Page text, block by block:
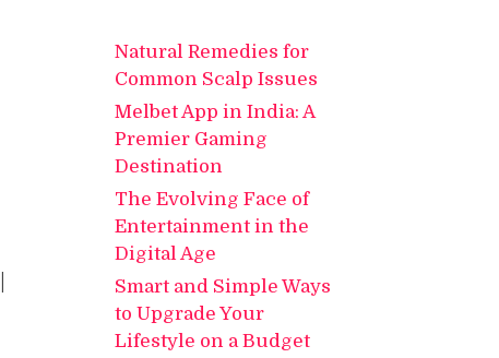
Natural Remedies for
Common Scalp Issues
Melbet App in India: A
Premier Gaming
Destination
The Evolving Face of
Entertainment in the
Digital Age
Smart and Simple Ways
to Upgrade Your
Lifestyle on a Budget